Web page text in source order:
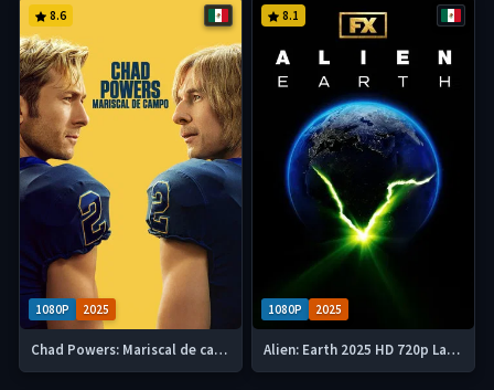
1080P 2025
8.6
Chad Powers: Mariscal de campo 2025 HD 720p Latino Temporada 1
1080P 2025
8.1
Alien: Earth 2025 HD 720p Latino mp4